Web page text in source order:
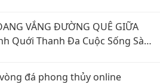
VẮNG ĐƯỜNG QUÊ GIỮA
Quới Thanh Đa Cuộc Sống Sài
đá phong thủy online